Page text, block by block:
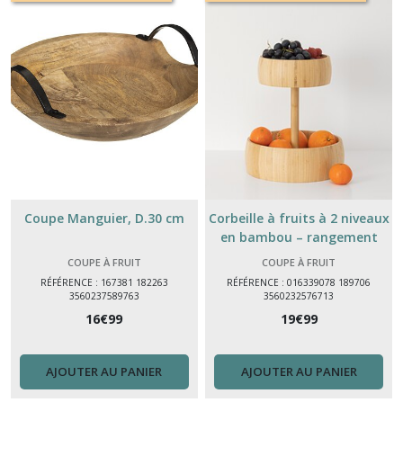
Coupe Manguier, D.30 cm
COUPE À FRUIT
RÉFÉRENCE : 167381 182263
3560237589763
16€99
AJOUTER AU PANIER
Corbeille à fruits à 2 niveaux
en bambou – rangement
naturel pour cuisine et table
COUPE À FRUIT
RÉFÉRENCE : 016339078 189706
3560232576713
19€99
AJOUTER AU PANIER